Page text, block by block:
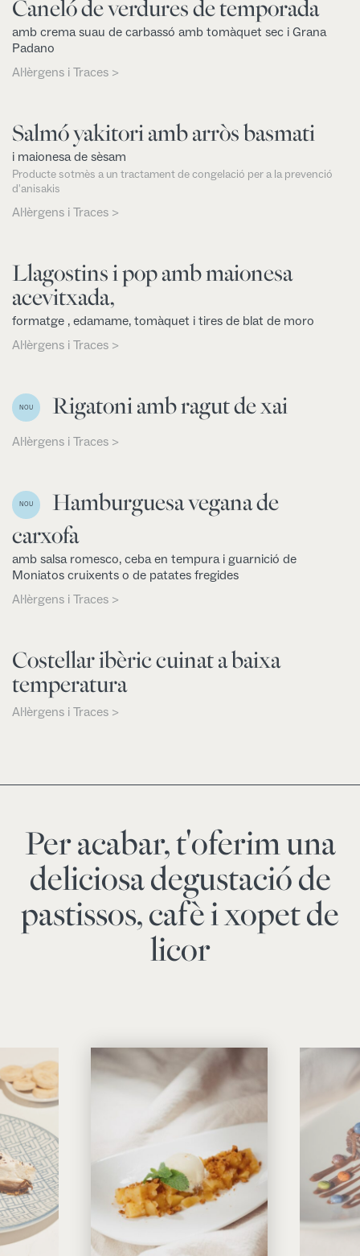
Caneló de verdures de temporada
amb crema suau de carbassó amb tomàquet sec i Grana
Padano
Al·lèrgens i Traces >
Salmó yakitori amb arròs basmati
i maionesa de sèsam
Producte sotmès a un tractament de congelació per a la prevenció
d'anisakis
Al·lèrgens i Traces >
Llagostins i pop amb maionesa
acevitxada,
formatge , edamame, tomàquet i tires de blat de moro
Al·lèrgens i Traces >
NOU Rigatoni amb ragut de xai
Al·lèrgens i Traces >
NOU
Hamburguesa vegana de
carxofa
amb salsa romesco, ceba en tempura i guarnició de
Moniatos cruixents o de patates fregides
Al·lèrgens i Traces >
Costellar ibèric cuinat a baixa
temperatura
Al·lèrgens i Traces >
Per acabar, t'oferim una
deliciosa degustació de
pastissos, cafè i xopet de
licor